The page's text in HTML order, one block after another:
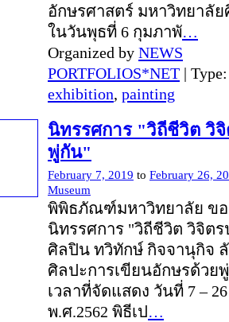
อักษรศาสตร์ มหาวิทยาลัย
ในวันพุธที่ 6 กุมภาพั…
Organized by NEWS
PORTFOLIOS*NET |
exhibition, painting
นิทรรศการ "วิถีชีวิต วิ
พู่กัน"
February 7, 2019 to February 26,
Museum
พิพิธภัณฑ์มหาวิทยาลัย ข
นิทรรศการ "วิถีชีวิต วิจิต
ศิลปิน ทวิทักษ์ กิจจานุกิจ
ศิลปะการเขียนอักษรด้วย
เวลาที่จัดแสดง วันที่ 7 –
พ.ศ.2562 พิธีเป …